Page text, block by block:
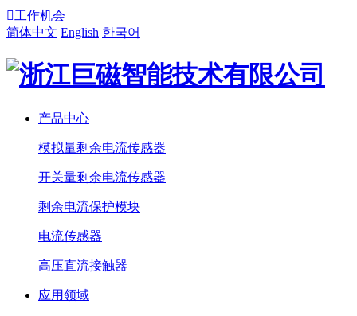
工作机会
简体中文 English 한국어
产品中心
模拟量剩余电流传感器
开关量剩余电流传感器
剩余电流保护模块
电流传感器
高压直流接触器
应用领域